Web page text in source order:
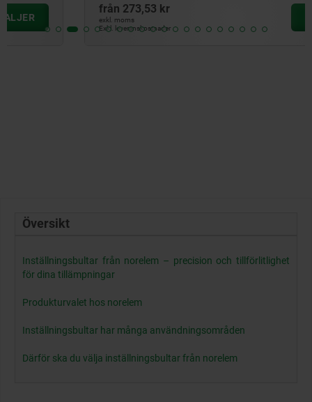
273,53 kr
exkl. moms
Exkl. leveranskostnader
Översikt
Inställningsbultar från norelem – precision och tillförlitlighet
för dina tillämpningar
Produkturvalet hos norelem
Inställningsbultar har många användningsområden
Därför ska du välja inställningsbultar från norelem